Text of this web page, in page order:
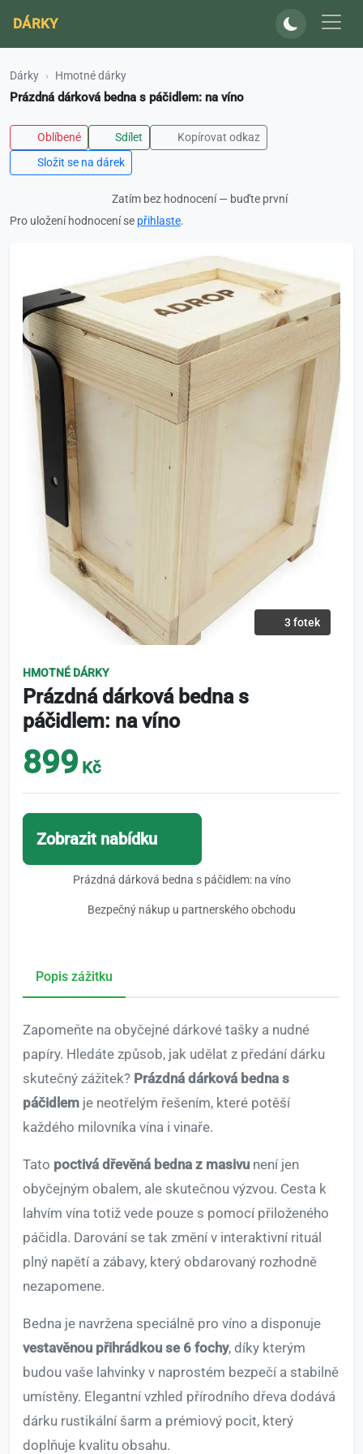
DÁRKY
Dárky Hmotné dárky
Prázdná dárková bedna s páčidlem: na víno
Oblíbené Sdílet
Kopírovat odkaz
Složit se na dárek
Zatím bez hodnocení — buďte první
Pro uložení hodnocení se přihlaste.
3 fotek
HMOTNÉ DÁRKY
Prázdná dárková bedna s
páčidlem: na víno
899 Kč
Zobrazit nabídku
Prázdná dárková bedna s páčidlem: na víno
Bezpečný nákup u partnerského obchodu
Popis zážitku
Zapomeňte na obyčejné dárkové tašky a nudné
papíry. Hledáte způsob, jak udělat z předání dárku
skutečný zážitek? Prázdná dárková bedna s
páčidlem je neotřelým řešením, které potěší
každého milovníka vína i vinaře.
Tato poctivá dřevěná bedna z masivu není jen
obyčejným obalem, ale skutečnou výzvou. Cesta k
lahvím vína totiž vede pouze s pomocí přiloženého
páčidla. Darování se tak změní v interaktivní rituál
plný napětí a zábavy, který obdarovaný rozhodně
nezapomene.
Bedna je navržena speciálně pro víno a disponuje
vestavěnou přihrádkou se 6 fochy, díky kterým
budou vaše lahvinky v naprostém bezpečí a stabilně
umístěny. Elegantní vzhled přírodního dřeva dodává
dárku rustikální šarm a prémiový pocit, který
doplňuje kvalitu obsahu.